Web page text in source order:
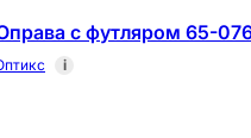
с футляром 65-
i